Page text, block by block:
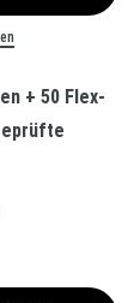
+ 50 Flex-